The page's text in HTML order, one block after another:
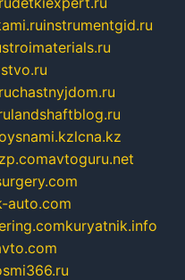
instrumentgid.ru
stroimaterials.ru
chastnyjdom.ru
landshaftblog.ru
lcna.kz
avtoguru.net
auto.com
kuryatnik.info
smi366.ru